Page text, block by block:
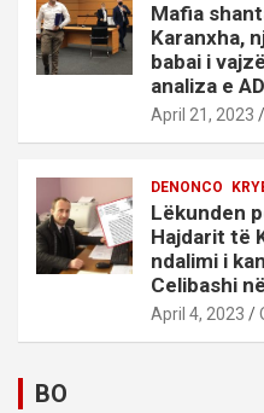
Mafia
Karanxha,
babai i
analiza e
April 21, 2023
DENONCO
Lëkunden
Hajdarit të
ndalimi i
Celibashi
April 4, 2023
BO